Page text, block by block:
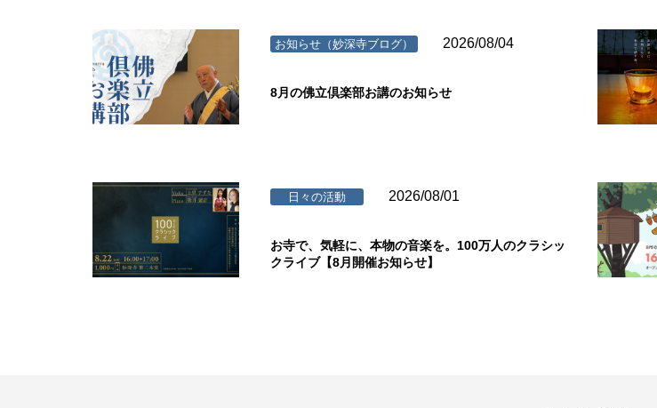
お知らせ（妙深寺ブログ） 2026/08/04
8月の佛立倶楽部お講のお知らせ
日々の活動 2026/08/01
お寺で、気軽に、本物の音楽を。100万人のクラシッ
クライブ【8月開催お知らせ】